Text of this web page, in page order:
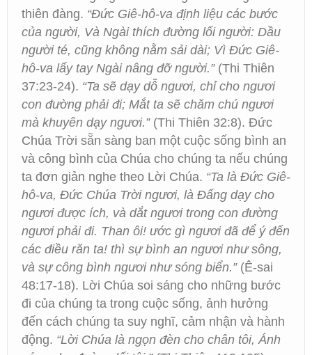
thiên đàng. “Đức Giê-hô-va định liệu các bước
của người, Và Ngài thích đường lối người: Dầu
người té, cũng không nằm sải dài; Vì Đức Giê-
hô-va lấy tay Ngài nâng đỡ người.”(Thi Thiên
37:23-24). “Ta sẽ dạy dỗ ngươi, chỉ cho ngươi
con đường phải đi; Mắt ta sẽ chăm chú ngươi
mà khuyên dạy ngươi.”(Thi Thiên 32:8). Đức
Chúa Trời sẵn sàng ban một cuộc sống bình an
và công bình của Chúa cho chúng ta nếu chúng
ta đơn giản nghe theo Lời Chúa. “Ta là Đức Giê-
hô-va, Đức Chúa Trời ngươi, là Đấng dạy cho
ngươi được ích, và dắt ngươi trong con đường
ngươi phải đi. Than ôi! ước gì ngươi đã để ý đến
các điều răn ta! thì sự bình an ngươi như sông,
và sự công bình ngươi như sóng biển.”(Ê-sai
48:17-18). Lời Chúa soi sáng cho những bước
đi của chúng ta trong cuộc sống, ảnh hưởng
đến cách chúng ta suy nghĩ, cảm nhận và hành
động. “Lời Chúa là ngọn đèn cho chân tôi, Ánh